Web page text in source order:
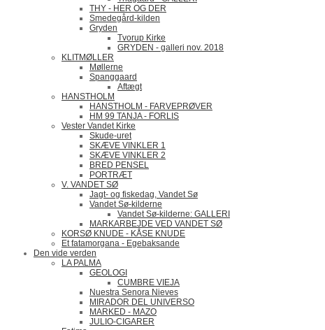
THY - HER OG DER
Smedegård-kilden
Gryden
Tvorup Kirke
GRYDEN - galleri nov. 2018
KLITMØLLER
Møllerne
Spanggaard
Aftægt
HANSTHOLM
HANSTHOLM - FARVEPRØVER
HM 99 TANJA - FORLIS
Vester Vandet Kirke
Skude-uret
SKÆVE VINKLER 1
SKÆVE VINKLER 2
BRED PENSEL
PORTRÆT
V. VANDET SØ
Jagt- og fiskedag, Vandet Sø
Vandet Sø-kilderne
Vandet Sø-kilderne: GALLERI
MARKARBEJDE VED VANDET SØ
KORSØ KNUDE - KÅSE KNUDE
Et fatamorgana - Egebaksande
Den vide verden
LA PALMA
GEOLOGI
CUMBRE VIEJA
Nuestra Senora Nieves
MIRADOR DEL UNIVERSO
MARKED - MAZO
JULIO-CIGARER